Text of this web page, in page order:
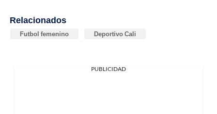
Relacionados
Futbol femenino Deportivo Cali
PUBLICIDAD